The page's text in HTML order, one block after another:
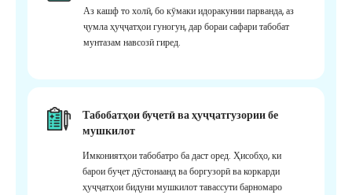
Аз кашф то холӣ, бо кӯмаки идоракунии парванда, аз
ҷумла ҳуҷҷатҳои гуногун, дар бораи сафари табобат
мунтазам навсозӣ гиред.
Табобатҳои буҷетӣ ва ҳуҷҷатгузории бе
мушкилот
Имкониятҳои табобатро ба даст оред. Ҳисобҳо, ки
барои буҷет дӯстонаанд ва боргузорӣ ва коркарди
ҳуҷҷатҳои бидуни мушкилот тавассути барномаро